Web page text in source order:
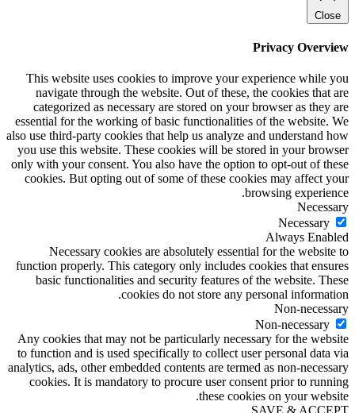
Close
Privacy Overview
This website uses cookies to improve your experience while you
navigate through the website. Out of these, the cookies that are
categorized as necessary are stored on your browser as they are
essential for the working of basic functionalities of the website. We
also use third-party cookies that help us analyze and understand how
you use this website. These cookies will be stored in your browser
only with your consent. You also have the option to opt-out of these
cookies. But opting out of some of these cookies may affect your
browsing experience.
Necessary
Necessary
Always Enabled
Necessary cookies are absolutely essential for the website to
function properly. This category only includes cookies that ensures
basic functionalities and security features of the website. These
cookies do not store any personal information.
Non-necessary
Non-necessary
Any cookies that may not be particularly necessary for the website
to function and is used specifically to collect user personal data via
analytics, ads, other embedded contents are termed as non-necessary
cookies. It is mandatory to procure user consent prior to running
these cookies on your website.
SAVE & ACCEPT